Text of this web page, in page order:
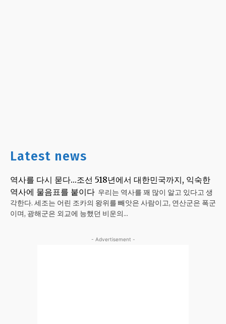
Latest news
역사를 다시 묻다…조선 518년에서 대한민국까지, 익숙한
역사에 물음표를 붙이다 우리는 역사를 꽤 많이 알고 있다고 생
각한다. 세조는 어린 조카의 왕위를 빼앗은 사람이고, 연산군은 폭군
이며, 광해군은 외교에 능했던 비운의...
- Advertisement -